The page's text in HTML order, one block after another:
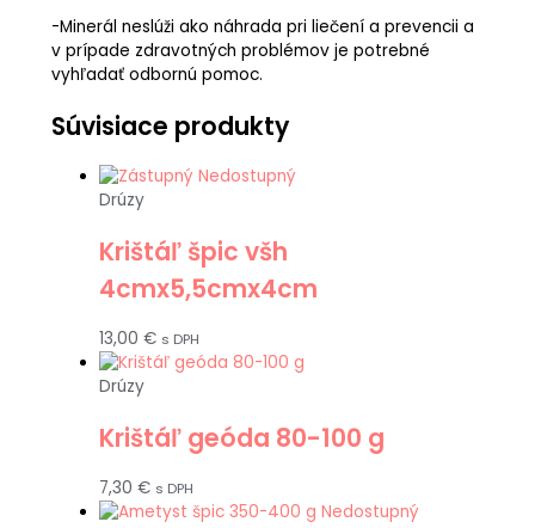
-Minerál neslúži ako náhrada pri liečení a prevencii a
v prípade zdravotných problémov je potrebné
vyhľadať odbornú pomoc.
Súvisiace produkty
Nedostupný
Drúzy
Krištáľ špic všh
4cmx5,5cmx4cm
13,00 € s DPH
Drúzy
Krištáľ geóda 80-100 g
7,30 € s DPH
Nedostupný